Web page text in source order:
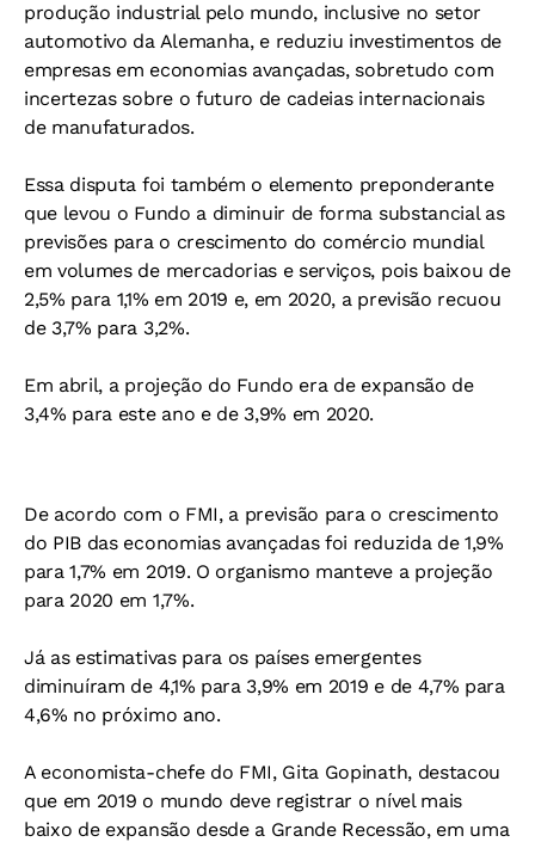
produção industrial pelo mundo, inclusive no setor
automotivo da Alemanha, e reduziu investimentos de
empresas em economias avançadas, sobretudo com
incertezas sobre o futuro de cadeias internacionais
de manufaturados.
Essa disputa foi também o elemento preponderante
que levou o Fundo a diminuir de forma substancial as
previsões para o crescimento do comércio mundial
em volumes de mercadorias e serviços, pois baixou de
2,5% para 1,1% em 2019 e, em 2020, a previsão recuou
de 3,7% para 3,2%.
Em abril, a projeção do Fundo era de expansão de
3,4% para este ano e de 3,9% em 2020.
De acordo com o FMI, a previsão para o crescimento
do PIB das economias avançadas foi reduzida de 1,9%
para 1,7% em 2019. O organismo manteve a projeção
para 2020 em 1,7%.
Já as estimativas para os países emergentes
diminuíram de 4,1% para 3,9% em 2019 e de 4,7% para
4,6% no próximo ano.
A economista-chefe do FMI, Gita Gopinath, destacou
que em 2019 o mundo deve registrar o nível mais
baixo de expansão desde a Grande Recessão, em uma